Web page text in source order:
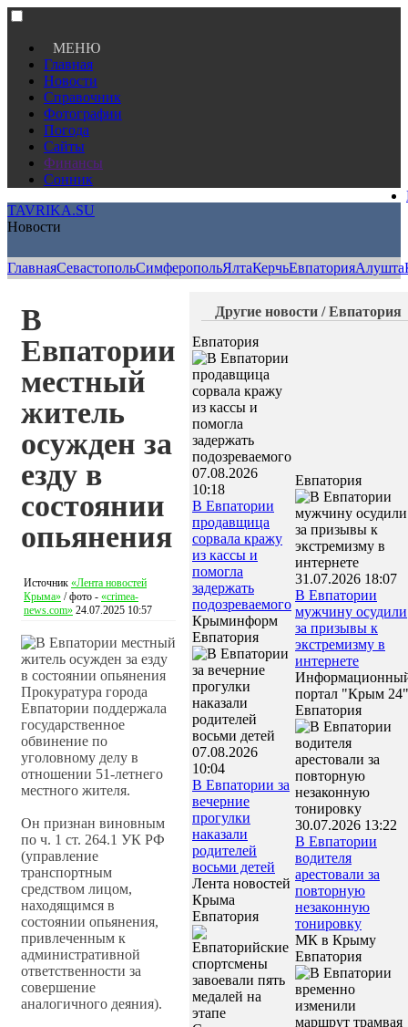
МЕНЮ
Главная
Новости
Справочник
Фотографии
Погода
Сайты
Финансы
Сонник
TAVRIKA.SU
Новости
ГлавнаяСевастопольСимферопольЯлтаКерчьЕвпаторияАлушта
В
Евпатории
местный
житель
осужден за
езду в
состоянии
опьянения
Источник «Лента новостей
Крыма» / фото - «crimea-
news.com» 24.07.2025 10:57
Прокуратура города
Евпатории поддержала
государственное
обвинение по
уголовному делу в
отношении 51-летнего
местного жителя.
Он признан виновным
по ч. 1 ст. 264.1 УК РФ
(управление
транспортным
средством лицом,
находящимся в
состоянии опьянения,
привлеченным к
административной
ответственности за
совершение
аналогичного деяния).
Другие новости / Евпатория
Евпатория
07.08.2026
10:18
В Евпатории
продавщица
сорвала кражу
из кассы и
помогла
задержать
подозреваемого
Крыминформ
Евпатория
07.08.2026
10:04
В Евпатории за
вечерние
прогулки
наказали
родителей
восьми детей
Лента новостей
Крыма
Евпатория
Евпатория
31.07.2026 18:07
В Евпатории
мужчину осудили
за призывы к
экстремизму в
интернете
портал "Крым 24"
Евпатория
30.07.2026 13:22
В Евпатории
водителя
арестовали за
повторную
незаконную
тонировку
МК в Крыму
Евпатория